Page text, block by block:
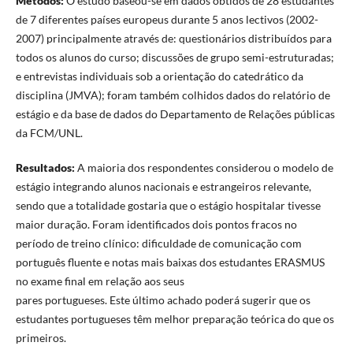
de 7 diferentes países europeus durante 5 anos lectivos (2002-
2007) principalmente através de: questionários distribuídos para
todos os alunos do curso; discussões de grupo semi-estruturadas;
e entrevistas individuais sob a orientação do catedrático da
disciplina (JMVA); foram também colhidos dados do relatório de
estágio e da base de dados do Departamento de Relações públicas
da FCM/UNL.
Resultados: A maioria dos respondentes considerou o modelo de
estágio integrando alunos nacionais e estrangeiros relevante,
sendo que a totalidade gostaria que o estágio hospitalar tivesse
maior duração. Foram identificados dois pontos fracos no
período de treino clínico: dificuldade de comunicação com
português fluente e notas mais baixas dos estudantes ERASMUS
no exame final em relação aos seus
pares portugueses. Este último achado poderá sugerir que os
estudantes portugueses têm melhor preparação teórica do que os
primeiros.